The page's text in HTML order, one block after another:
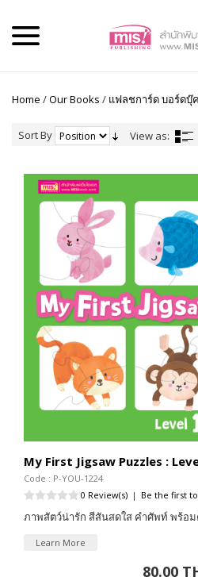
Home /Our Books / แฟลชการ์ด บอร์ดบุ๊
Sort By View as:
My First Jigsaw Puzzles :
Code : P-YOU-1224
0 Review(s) | Be the first
ภาพสัตว์น่ารัก สีสันสดใส คำศัพท์ พร้อ
Learn More
80.00